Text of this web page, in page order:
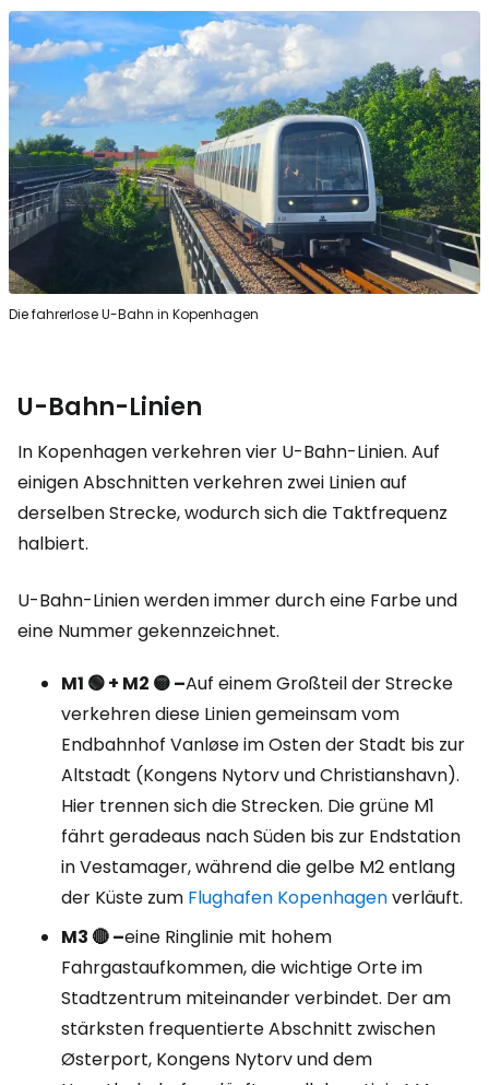
Die fahrerlose U-Bahn in Kopenhagen
U-Bahn-Linien
In Kopenhagen verkehren vier U-Bahn-Linien. Auf
einigen Abschnitten verkehren zwei Linien auf
derselben Strecke, wodurch sich die Taktfrequenz
halbiert.
U-Bahn-Linien werden immer durch eine Farbe und
eine Nummer gekennzeichnet.
M1 🟢 + M2 🟡 –Auf einem Großteil der Strecke
verkehren diese Linien gemeinsam vom
Endbahnhof Vanløse im Osten der Stadt bis zur
Altstadt (Kongens Nytorv und Christianshavn).
Hier trennen sich die Strecken. Die grüne M1
fährt geradeaus nach Süden bis zur Endstation
in Vestamager, während die gelbe M2 entlang
der Küste zum Flughafen Kopenhagenverläuft.
M3 🔴 –eine Ringlinie mit hohem
Fahrgastaufkommen, die wichtige Orte im
Stadtzentrum miteinander verbindet. Der am
stärksten frequentierte Abschnitt zwischen
Østerport, Kongens Nytorv und dem